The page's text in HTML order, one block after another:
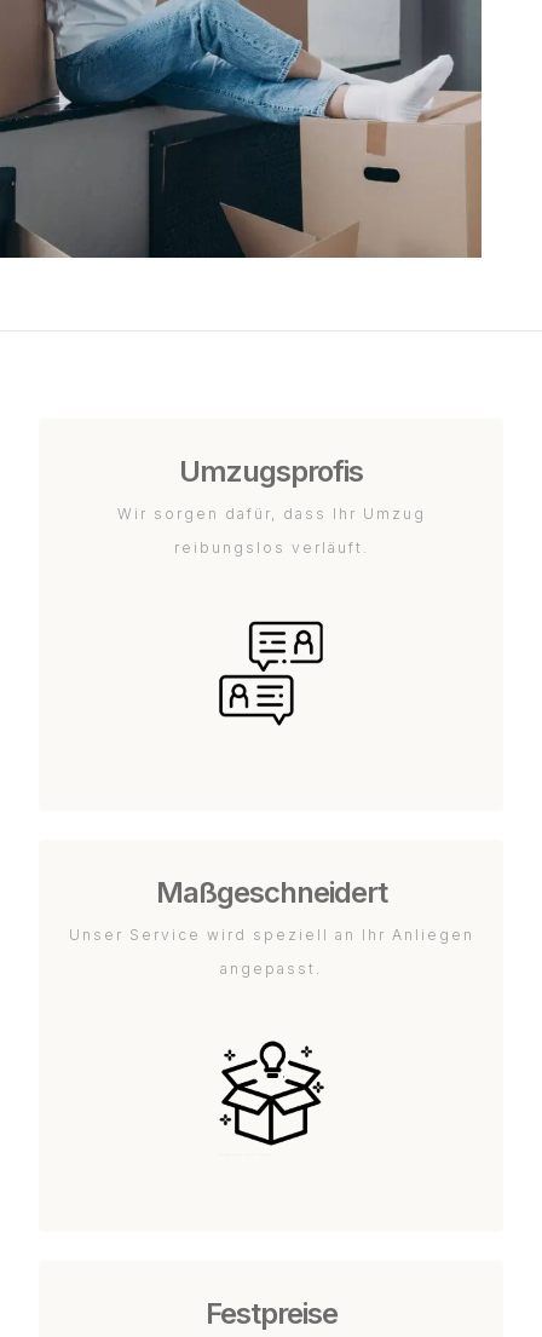
Umzugsprofis
Wir sorgen dafür, dass Ihr Umzug
reibungslos verläuft.
Maßgeschneidert
Unser Service wird speziell an Ihr Anliegen
angepasst.
Festpreise